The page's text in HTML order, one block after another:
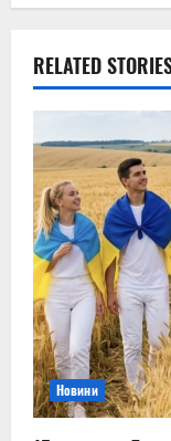
a
v
i
g
a
t
i
o
RELATED
Новини